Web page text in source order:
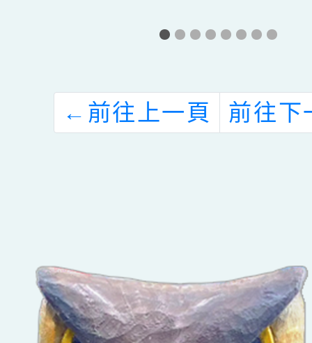
照顧：在忙碌育
定力量／曾心怡
心理師主講】線
辦理
推動
與教
度性
課程
← 前往上一頁 前往下